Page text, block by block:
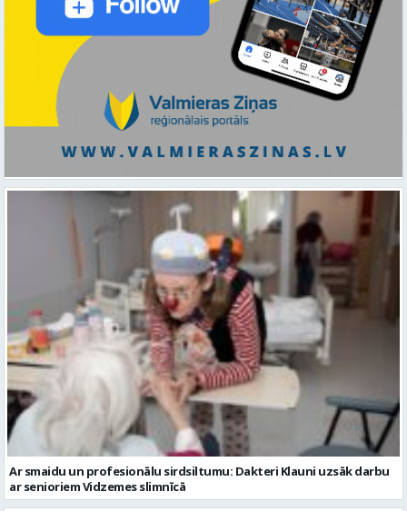
Ar smaidu un profesionālu sirdsiltumu: Dakteri Klauni uzsāk darbu
ar senioriem Vidzemes slimnīcā